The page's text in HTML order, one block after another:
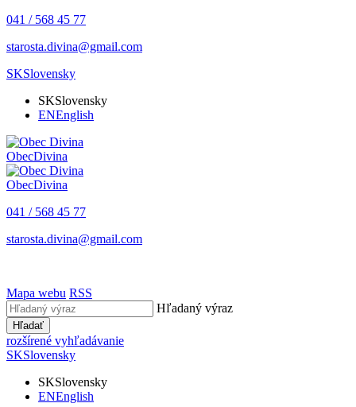
041 / 568 45 77
starosta.divina@gmail.com
SKSlovensky
SKSlovensky
ENEnglish
ObecDivina
ObecDivina
041 / 568 45 77
starosta.divina@gmail.com
Mapa webu RSS
Hľadaný výraz
Hľadať
rozšírené vyhľadávanie
SKSlovensky
SKSlovensky
ENEnglish